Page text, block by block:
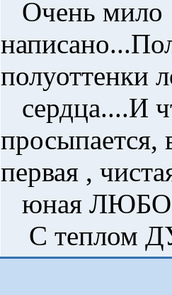
Очень мило
полуоттенки
сердца....И
просыпается,
первая ,
юная
С теплом